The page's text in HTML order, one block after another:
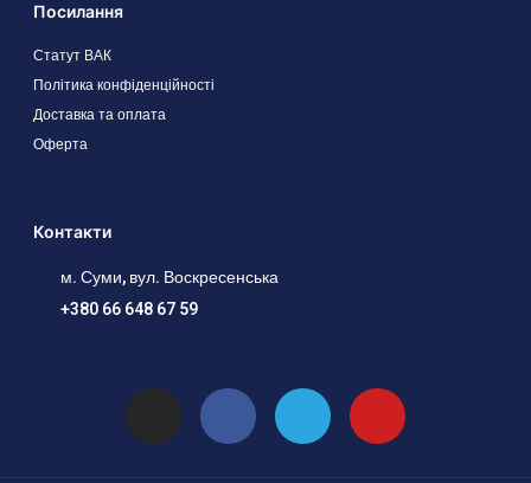
Посилання
Статут ВАК
Політика конфіденційності
Доставка та оплата
Оферта
Контакти
м. Суми, вул. Воскресенська
+380 66 648 67 59
I
s
F
c
T
l
Y
u